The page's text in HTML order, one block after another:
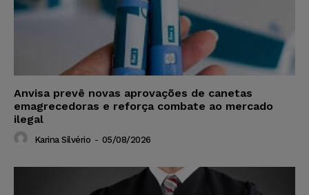
Anvisa prevê novas aprovações de canetas
emagrecedoras e reforça combate ao mercado
ilegal
Karina Silvério - 05/08/2026